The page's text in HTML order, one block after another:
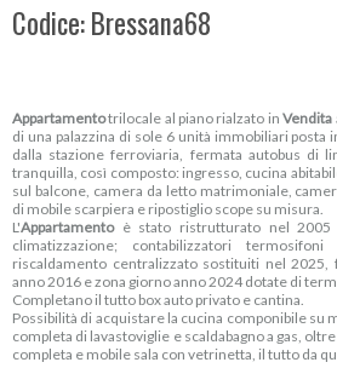
Codice: Bressana68
Appartamentotrilocale al piano rialzato inVendita
di una palazzina di sole 6 unità immobiliari posta
dalla stazione ferroviaria, fermata autobus di
tranquilla, così composto: ingresso, cucina
sul balcone, camera da letto matrimoniale,
di mobile scarpiera e ripostiglio scope su misura.
L'Appartamentoè stato ristrutturato nel
climatizzazione; contabilizzatori
riscaldamento centralizzato sostituiti nel
anno 2016 e zona giorno anno 2024 dotate di
Completano il tutto box auto privato e cantina.
Possibilità di acquistare la cucina componibile su
completa di lavastoviglie e scaldabagno a gas,
completa e mobile sala con vetrinetta, il tutto da